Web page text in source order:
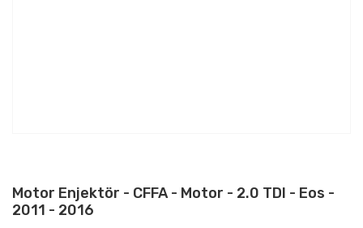
Motor Enjektör - CFFA - Motor - 2.0 TDI - Eos -
2011 - 2016